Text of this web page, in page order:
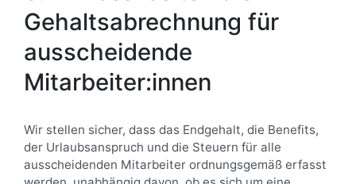
Gehaltsabrechnung für
ausscheidende
Mitarbeiter:innen
Wir stellen sicher, dass das Endgehalt, die Benefits,
der Urlaubsanspruch und die Steuern für alle
ausscheidenden Mitarbeiter ordnungsgemäß erfasst